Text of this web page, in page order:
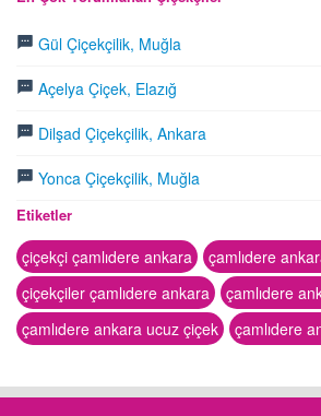
Gül Çiçekçilik, Muğla
Açelya Çiçek, Elazığ
Dilşad Çiçekçilik, Ankara
Yonca Çiçekçilik, Muğla
Etiketler
çiçekçi çamlıdere ankara
çamlıdere
çiçekçiler çamlıdere ankara
çamlıdere
çamlıdere ankara ucuz çiçek
çamlıdere